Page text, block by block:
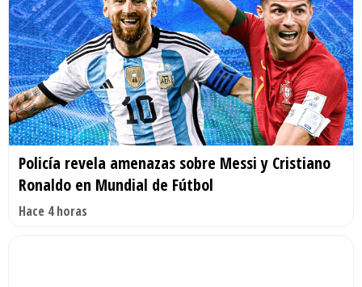
Policía revela amenazas sobre Messi y Cristiano
Ronaldo en Mundial de Fútbol
Hace 4 horas